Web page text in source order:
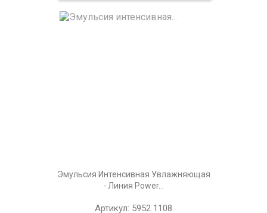
Эмульсия Интенсивная Увлажняющая
- Линия Power...
Артикул: 5952 1108